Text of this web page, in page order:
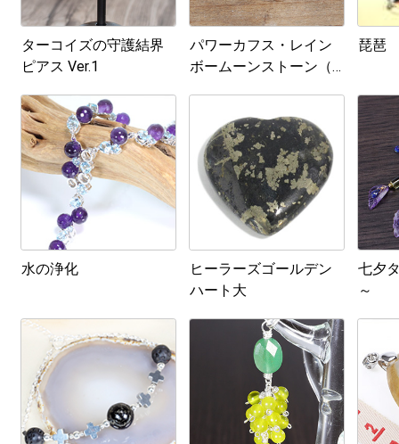
ターコイズの守護結界
ピアス Ver.1
パワーカフス・レイン
ボームーンストーン（1
琵琶
水の浄化
ヒーラーズゴールデン
ハート大
七夕
～